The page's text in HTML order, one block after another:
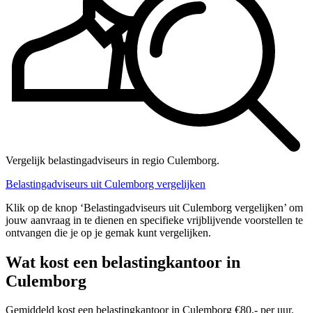
Vergelijk belastingadviseurs in regio Culemborg.
Belastingadviseurs uit Culemborg vergelijken
Klik op de knop ‘Belastingadviseurs uit Culemborg vergelijken’ om
jouw aanvraag in te dienen en specifieke vrijblijvende voorstellen te
ontvangen die je op je gemak kunt vergelijken.
Wat kost een belastingkantoor in
Culemborg
Gemiddeld kost een belastingkantoor in Culemborg €80,- per uur.